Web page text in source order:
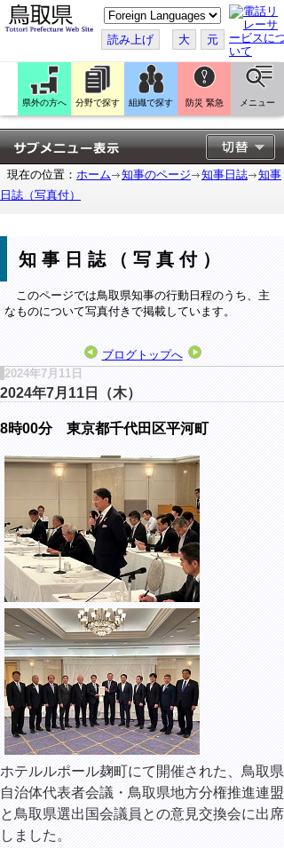
こ
の
ペ
ー
ジ
翻
訳
す
る
読み上げ 大 元
県外の方へ 分野で探す 組織で探す 防災 緊急 メニュー
現在の位置： ホーム 知事のページ 知事日誌
知事
日誌（写真付）
知事日誌（写真付）
このページでは鳥取県知事の行動日程のうち、主
なものについて写真付きで掲載しています。
ブログトップへ
2024年7月11日
2024年7月11日（木）
8時00分 東京都千代田区平河町
ホテルルポール麹町にて開催された、鳥取県
自治体代表者会議・鳥取県地方分権推進連盟
と鳥取県選出国会議員との意見交換会に出席
しました。